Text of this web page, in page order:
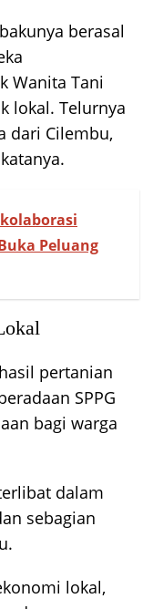
berasal
Wanita Tani
lokal. Telurnya
dari Cilembu,
Peluang
pertanian
SPPG
bagi warga
dalam
sebagian
lokal,